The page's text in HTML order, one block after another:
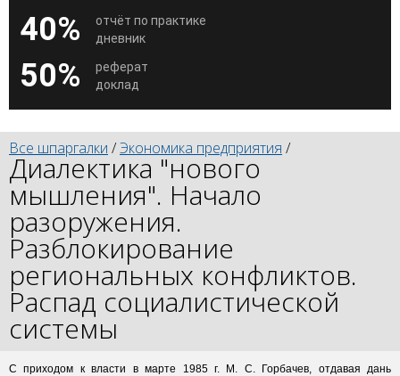
40%
отчёт по практике
дневник
50%
реферат
доклад
Все шпаргалки /Экономика предприятия /
Диалектика "нового
мышления". Начало
разоружения.
Разблокирование
региональных конфликтов.
Распад социалистической
системы
С приходом к власти в марте 1985 г. М. С. Горбачев, отдавая дань